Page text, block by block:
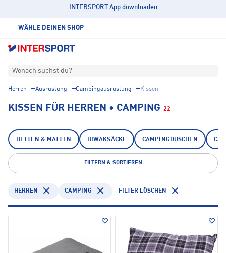
INTERSPORT App downloaden
WÄHLE DEINEN SHOP
Wonach suchst du?
Herren Ausrüstung Campingausrüstung Kissen
KISSEN FÜR HERREN • CAMPING 22
BETTEN & MATTEN BIWAKSÄCKE CAMPINGDUSCHEN
FILTERN & SORTIEREN
HERREN CAMPING FILTER LÖSCHEN